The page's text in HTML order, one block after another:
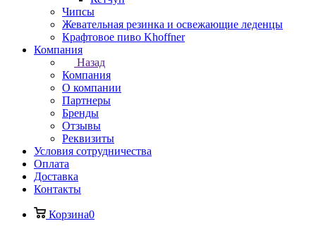
Чипсы
Жевательная резинка и освежающие леденцы
Крафтовое пиво Khoffner
Компания
Назад
Компания
О компании
Партнеры
Бренды
Отзывы
Реквизиты
Условия сотрудничества
Оплата
Доставка
Контакты
Корзина0